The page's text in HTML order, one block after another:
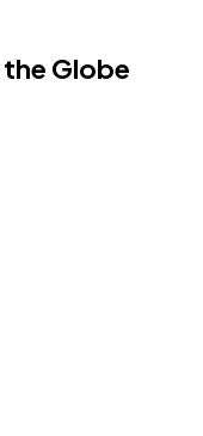
Globe